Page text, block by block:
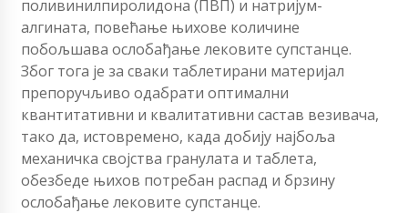
поливинилпиролидона (ПВП) и натријум-
алгината, повећање њихове количине
побољшава ослобађање лековите супстанце.
Због тога је за сваки таблетирани материјал
препоручљиво одабрати оптимални
квантитативни и квалитативни састав везивача,
тако да, истовремено, када добију најбоља
механичка својства гранулата и таблета,
обезбеде њихов потребан распад и брзину
ослобађање лековите супстанце.